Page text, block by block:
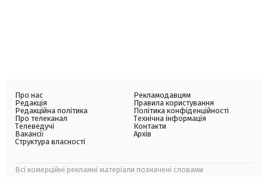
Про нас
Редакція
Редакційна політика
Про телеканал
Телеведучі
Вакансії
Структура власності
Рекламодавцям
Правила користування
Політика конфіденційності
Технічна інформація
Контакти
Архів
Всі комерційні рекламні матеріали позначені словами